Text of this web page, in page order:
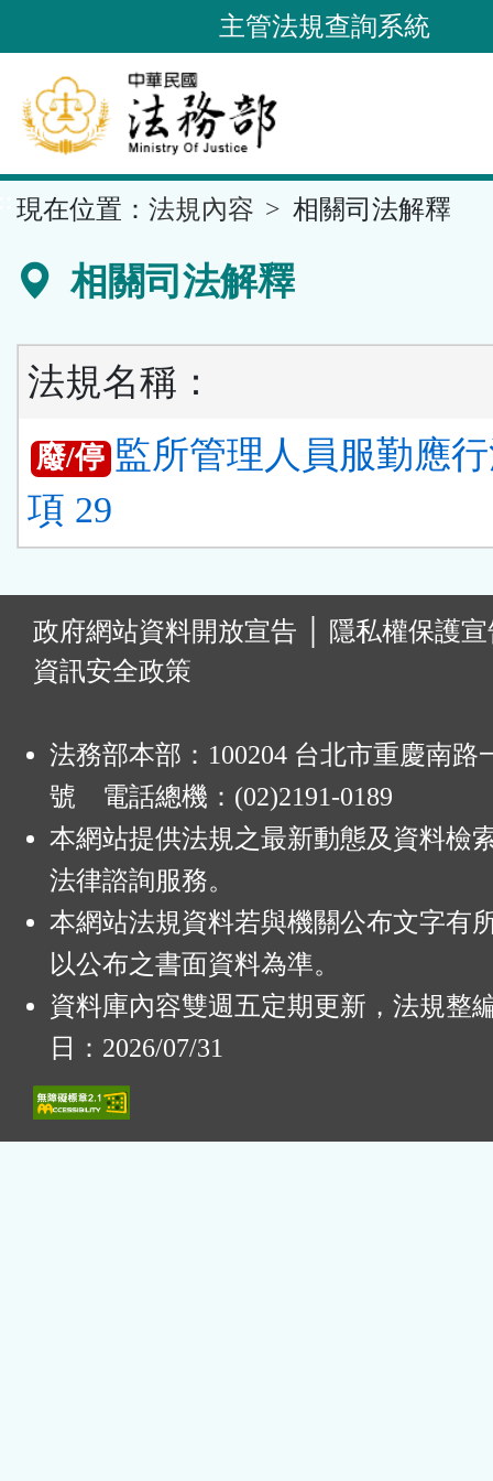
到
要
內
容
區
主管法規查詢系統
現在位置： 法規內容 相關司法解釋
相關司法解釋
法規名稱：
廢/停 監所管理人員服勤應
項 29
政府網站資料開放宣告
隱私權保護
資訊安全政策
法務部本部：100204 台北市重慶南路
號 電話總機：(02)2191-0189
本網站提供法規之最新動態及資料檢
法律諮詢服務。
本網站法規資料若與機關公布文字有
以公布之書面資料為準。
資料庫內容雙週五定期更新，法規整
日：2026/07/31